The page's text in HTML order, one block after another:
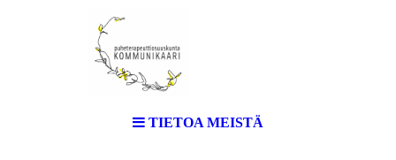
TIETOA MEISTÄ